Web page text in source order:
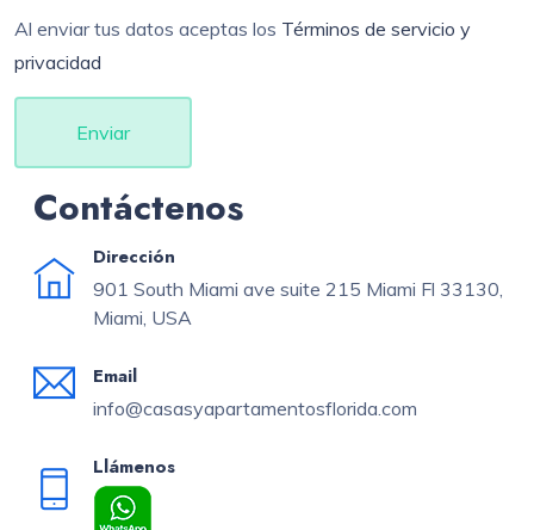
Al enviar tus datos aceptas los Términos de servicio y
privacidad
Contáctenos
Dirección
901 South Miami ave suite 215 Miami Fl 33130,
Miami, USA
Email
info@casasyapartamentosflorida.com
Llámenos